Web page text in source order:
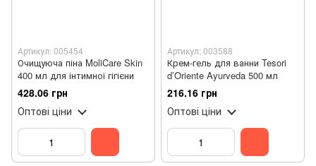
Артикул: 005454
Очищуюча піна MoliCare Skin
400 мл для інтимної гігієни
428.06 грн
Оптові ціни
Артикул: 003588
Крем-гель для ванни Tesori
d’Oriente Ayurveda 500 мл
216.16 грн
Оптові ціни